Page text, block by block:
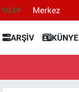
%0.69
%0.39
Merkez
ARŞİV KÜNYE